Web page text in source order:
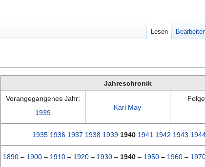
Jahreschronik
Vorangegangenes Jahr:
1939
Karl May
1935 1936 1937 1938 1939 1940 1941 1942 1943
1890– 1900– 1910– 1920– 1930– 1940– 1950– 1960–
Lesen